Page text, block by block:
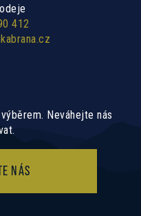
412
Neváhejte nás
NÁS